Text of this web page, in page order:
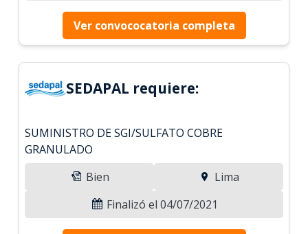
Ver convococatoria completa
SEDAPAL requiere:
SUMINISTRO DE SGI/SULFATO COBRE
GRANULADO
Bien
Lima
Finalizó el 04/07/2021